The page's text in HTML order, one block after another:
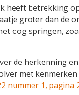
heeft betrekking
groter dan de
oog springen,
de herkenning
met
nummer 1, pagina